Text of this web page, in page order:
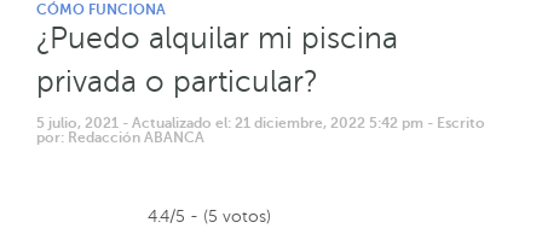
CÓMO FUNCIONA
¿Puedo alquilar mi piscina
privada o particular?
5 julio, 2021 - Actualizado el: 21 diciembre, 2022 5:42 pm - Escrito
por: Redacción ABANCA
4.4/5 - (5 votos)